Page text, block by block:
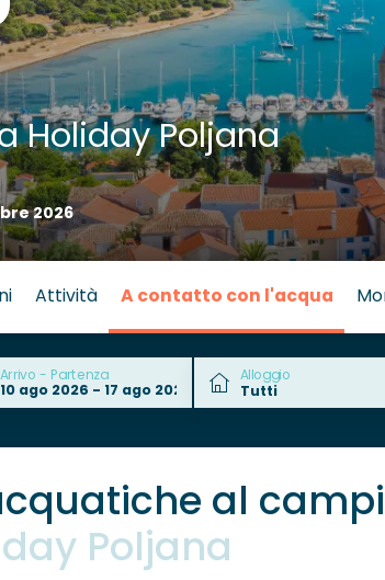
Holiday Poljana
2026
Attività A contatto con l'acqua
Arrivo - Partenza Alloggio
al
Poljana